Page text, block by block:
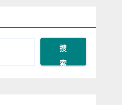
搜
索